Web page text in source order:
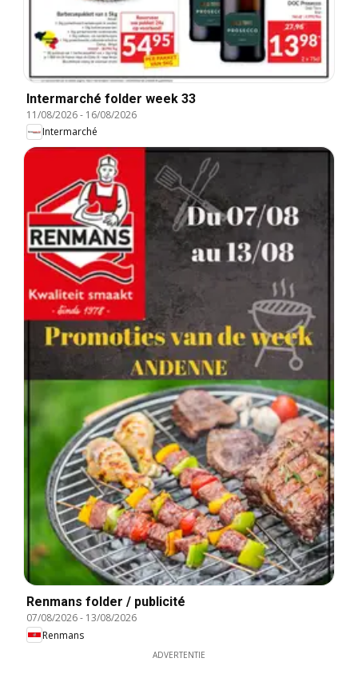
Intermarché folder week 33
11/08/2026- 16/08/2026
Intermarché
Renmans folder / publicité
07/08/2026- 13/08/2026
Renmans
ADVERTENTIE